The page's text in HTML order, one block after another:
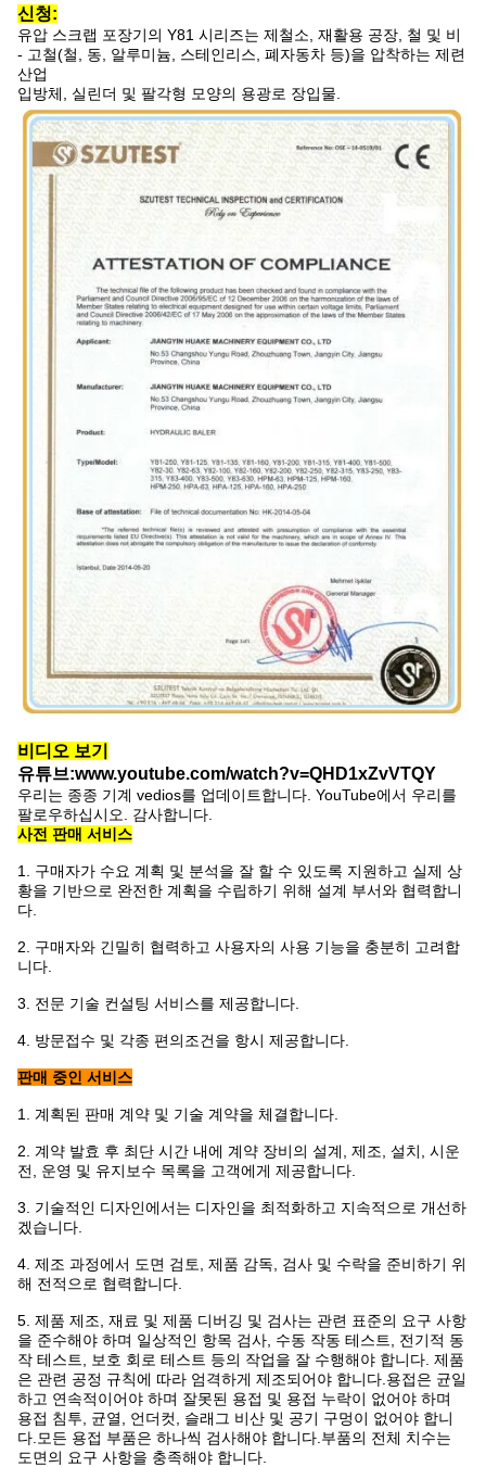
신청:
유압 스크랩 포장기의 Y81 시리즈는 제철소, 재활용 공장, 철 및 비
- 고철(철, 동, 알루미늄, 스테인리스, 폐자동차 등)을 압착하는 제련
산업
입방체, 실린더 및 팔각형 모양의 용광로 장입물.
비디오 보기
유튜브:www.youtube.com/watch?v=QHD1xZvVTQY
우리는 종종 기계 vedios를 업데이트합니다. YouTube에서 우리를
팔로우하십시오. 감사합니다.
사전 판매 서비스
1. 구매자가 수요 계획 및 분석을 잘 할 수 있도록 지원하고 실제 상
황을 기반으로 완전한 계획을 수립하기 위해 설계 부서와 협력합니
다.
2. 구매자와 긴밀히 협력하고 사용자의 사용 기능을 충분히 고려합
니다.
3. 전문 기술 컨설팅 서비스를 제공합니다.
4. 방문접수 및 각종 편의조건을 항시 제공합니다.
판매 중인 서비스
1. 계획된 판매 계약 및 기술 계약을 체결합니다.
2. 계약 발효 후 최단 시간 내에 계약 장비의 설계, 제조, 설치, 시운
전, 운영 및 유지보수 목록을 고객에게 제공합니다.
3. 기술적인 디자인에서는 디자인을 최적화하고 지속적으로 개선하
겠습니다.
4. 제조 과정에서 도면 검토, 제품 감독, 검사 및 수락을 준비하기 위
해 전적으로 협력합니다.
5. 제품 제조, 재료 및 제품 디버깅 및 검사는 관련 표준의 요구 사항
을 준수해야 하며 일상적인 항목 검사, 수동 작동 테스트, 전기적 동
작 테스트, 보호 회로 테스트 등의 작업을 잘 수행해야 합니다. 제품
은 관련 공정 규칙에 따라 엄격하게 제조되어야 합니다.용접은 균일
하고 연속적이어야 하며 잘못된 용접 및 용접 누락이 없어야 하며
용접 침투, 균열, 언더컷, 슬래그 비산 및 공기 구멍이 없어야 합니
다.모든 용접 부품은 하나씩 검사해야 합니다.부품의 전체 치수는
도면의 요구 사항을 충족해야 합니다.